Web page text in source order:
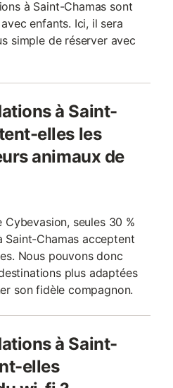
à Saint-Chamas sont
enfants. Ici, il sera
simple de réserver avec
à Saint-
elles les
animaux de
seules 30 %
Chamas acceptent
Nous pouvons donc
plus adaptées
son fidèle compagnon.
à Saint-
elles